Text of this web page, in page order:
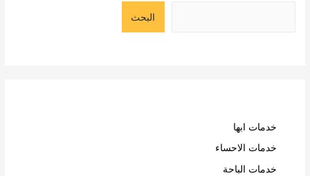
البحث
خدمات ابها
خدمات الاحساء
خدمات الباحة